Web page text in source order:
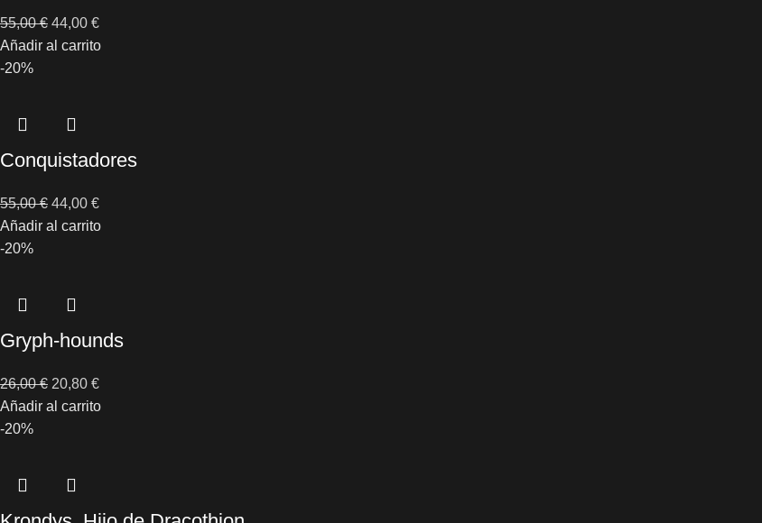
55,00€ 44,00 €
Añadir al carrito
-20%
Conquistadores
55,00€ 44,00 €
Añadir al carrito
-20%
Gryph-hounds
26,00€ 20,80 €
Añadir al carrito
-20%